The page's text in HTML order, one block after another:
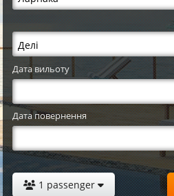
Дата вильоту
Дата повернення
1 passenger